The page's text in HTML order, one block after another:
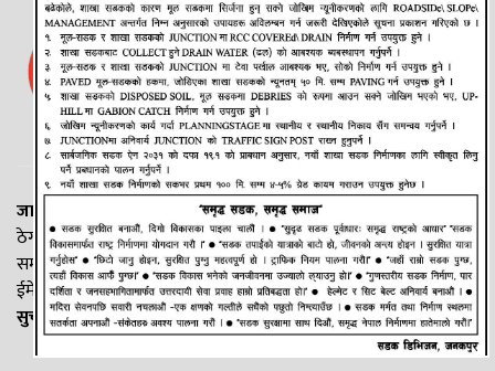
जानकी न्यूज नेटवर्क
ठेगाना: लक्ष्मीनियाँ -७, मधेश प्रदेश
सम्पर्क नं. : +977-9844100829
ईमेल:Madheshtopnews@gmail.com
सुचना विभाग दर्ता नं. २५४०/२०७७/७८